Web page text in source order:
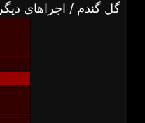
گل گندم / اجراهای دیگر